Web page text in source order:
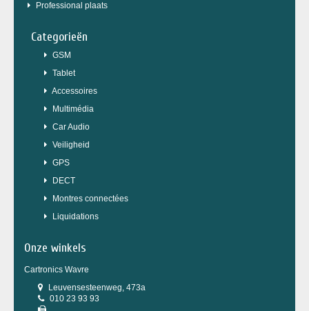
Professional plaats
Categorieën
GSM
Tablet
Accessoires
Multimédia
Car Audio
Veiligheid
GPS
DECT
Montres connectées
Liquidations
Onze winkels
Cartronics Wavre
Leuvensesteenweg, 473a
010 23 93 93